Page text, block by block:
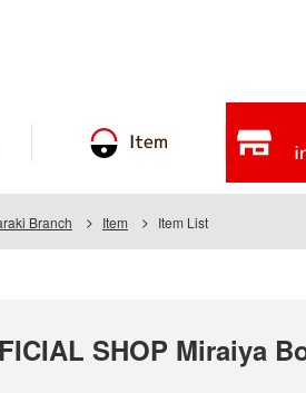
Item
Branch Item Item List
SHOP Miraiya